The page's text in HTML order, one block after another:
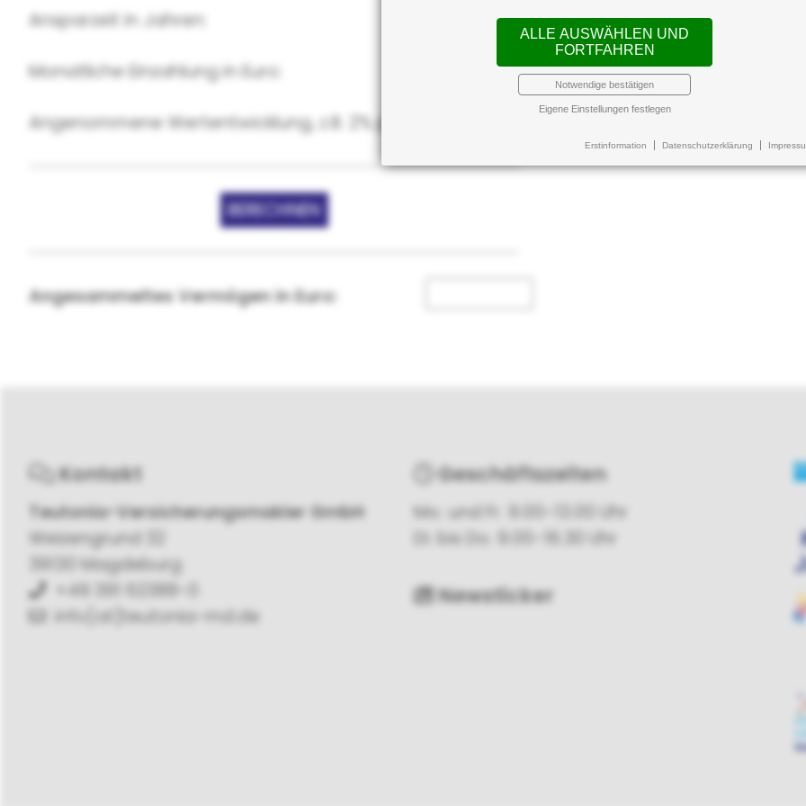
ALLE AUSWÄHLEN UND
FORTFAHREN
Notwendige bestätigen
Eigene Einstellungen festlegen
Erstinformation Datenschutzerklärung
Ansparzeit in Jahren:
Monatliche Einzahlung in Euro:
Angenommene Wertentwicklung, z.B. 2% p.a.:
Angesammeltes Vermögen in Euro:
Kontakt
Teutonia-Versicherungsmakler GmbH
Weizengrund 32
39130 Magdeburg
+49 391 62388-0
info[at]teutonia-md.de
Geschäftszeiten
Mo. und Fr. 9.00-13.00 Uhr
Di. bis Do. 9.00-16.30 Uhr
Newsticker